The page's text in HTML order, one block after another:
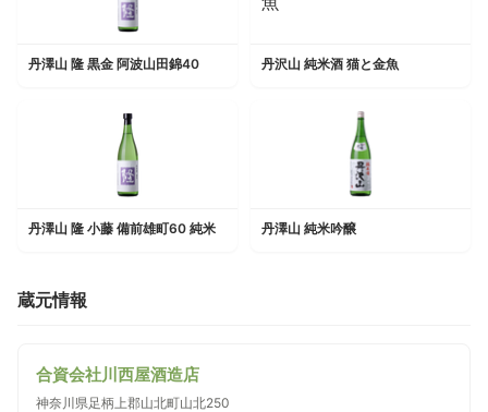
丹澤山 隆 黒金 阿波山田錦40 丹沢山 純米酒 猫と金魚
丹澤山 隆 小藤 備前雄町60 純米 丹澤山 純米吟醸
蔵元情報
合資会社川西屋酒造店
神奈川県足柄上郡山北町山北250